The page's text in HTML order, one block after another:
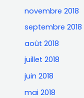
novembre 2018
septembre 2018
août 2018
juillet 2018
juin 2018
mai 2018